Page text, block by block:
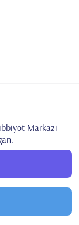
Markazi